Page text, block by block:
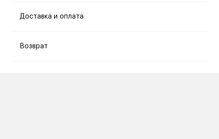
Доставка и оплата
Возврат